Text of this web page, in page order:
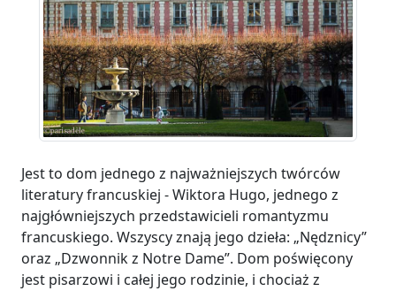
Jest to dom jednego z najważniejszych twórców
literatury francuskiej - Wiktora Hugo, jednego z
najgłówniejszych przedstawicieli romantyzmu
francuskiego. Wszyscy znają jego dzieła: „Nędznicy”
oraz „Dzwonnik z Notre Dame”. Dom poświęcony
jest pisarzowi i całej jego rodzinie, i chociaż z